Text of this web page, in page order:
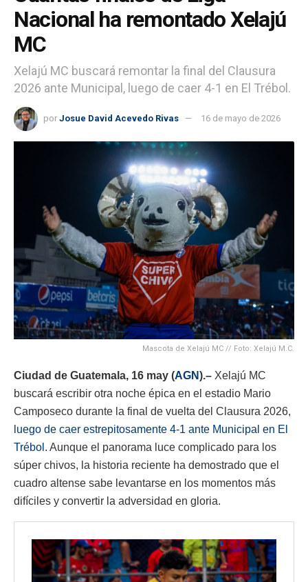
Nacional ha remontado Xelajú
MC
Xelajú MC buscará remontar la final del Clausura
2026 ante Municipal, luego de caer 4-1 en El Trébol.
por Josue David Acevedo Rivas 16 de mayo de 2026
Mascota de Xelajú MC // Foto: Xelajú M.C.
Ciudad de Guatemala, 16 may (AGN).– Xelajú MC
buscará escribir otra noche épica en el estadio Mario
Camposeco durante la final de vuelta del Clausura 2026,
luego de caer estrepitosamente 4-1 ante Municipal en El
Trébol. Aunque el panorama luce complicado para los
súper chivos, la historia reciente ha demostrado que el
cuadro altense sabe levantarse en los momentos más
difíciles y convertir la adversidad en gloria.